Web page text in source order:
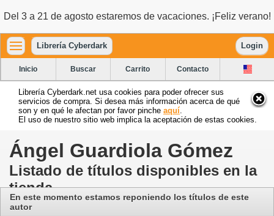
Del 3 a 21 de agosto estaremos de vacaciones. ¡Feliz verano!
Librería Cyberdark Login
Inicio Buscar Carrito Contacto
Librería Cyberdark.net usa cookies para poder ofrecer sus
servicios de compra. Si desea más información acerca de qué
son y en qué le afectan por favor pinche aquí
El uso de nuestro sitio web implica la aceptación de estas cookies.
Ángel Guardiola Gómez
Listado de títulos disponibles en la
tienda
En este momento estamos reponiendo los títulos de este
autor